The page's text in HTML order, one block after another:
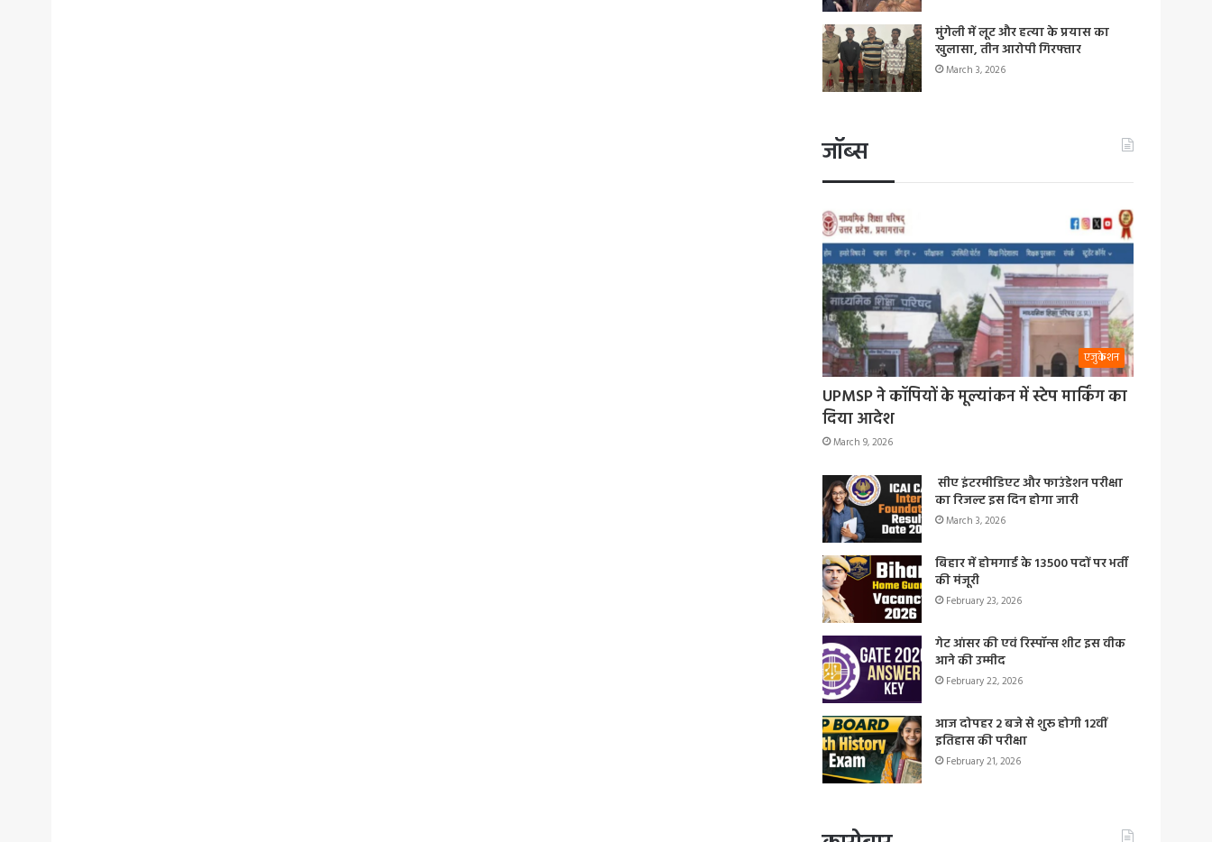
मुंगेली में लूट और हत्या के प्रयास का
खुलासा, तीन आरोपी गिरफ्तार
March 3, 2026
जॉब्स
एजुकेशन
UPMSP ने कॉपियों के मूल्यांकन में स्टेप मार्किंग का
दिया आदेश
March 9, 2026
सीए इंटरमीडिएट और फाउंडेशन परीक्षा
का रिजल्ट इस दिन होगा जारी
March 3, 2026
बिहार में होमगार्ड के 13500 पदों पर भर्ती
की मंजूरी
February 23, 2026
गेट आंसर की एवं रिस्पॉन्स शीट इस वीक
आने की उम्मीद
February 22, 2026
आज दोपहर 2 बजे से शुरू होगी 12वीं
इतिहास की परीक्षा
February 21, 2026